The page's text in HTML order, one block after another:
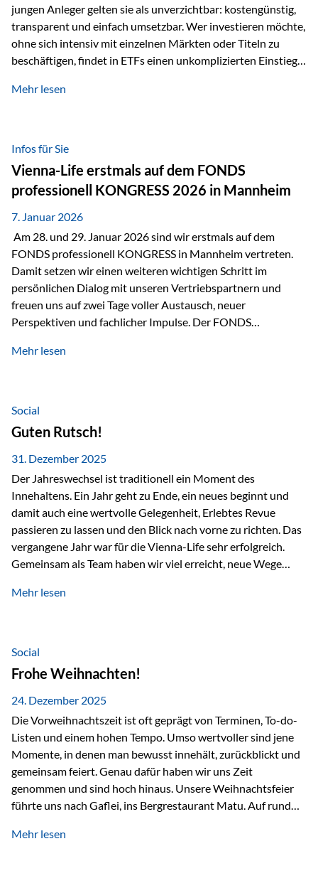
jungen Anleger gelten sie als unverzichtbar: kostengünstig,
transparent und einfach umsetzbar. Wer investieren möchte,
ohne sich intensiv mit einzelnen Märkten oder Titeln zu
beschäftigen, findet in ETFs einen unkomplizierten Einstieg
werden häufig kritisch betrachtet. Sie gelten als teurer,
Beide Ansätze haben ihre Berechtigung und ihre Stärken
entfalten sie oft gerade in Kombination. ETFs: Effizient, breit
gestreut und klar strukturiert…
Mehr lesen
Infos für Sie
Vienna-Life erstmals auf dem FONDS
professionell KONGRESS 2026 in Mannheim
7. Januar 2026
Am 28. und 29. Januar 2026 sind wir erstmals auf dem
FONDS professionell KONGRESS in Mannheim vertreten.
Damit setzen wir einen weiteren wichtigen Schritt im
persönlichen Dialog mit unseren Vertriebspartnern und
freuen uns auf zwei Tage voller Austausch, neuer
Perspektiven und fachlicher Impulse. Der FONDS
Branchentreffen für Finanz- und Versicherungsprofis im
Vermögensstrukturierung und Nachfolgeplanung
gemeinsam zu diskutieren. Persönlich für Sie vor Ort An
beiden Kongresstagen stehen Ihnen Maximilian
Fichtenbauer, Dirk…
Mehr lesen
Social
Guten Rutsch!
31. Dezember 2025
Der Jahreswechsel ist traditionell ein Moment des
Innehaltens. Ein Jahr geht zu Ende, ein neues beginnt und
damit auch eine wertvolle Gelegenheit, Erlebtes Revue
passieren zu lassen und den Blick nach vorne zu richten. Das
vergangene Jahr war für die Vienna-Life sehr erfolgreich.
Gemeinsam als Team haben wir viel erreicht, neue Wege
Veranstaltungen wie der Schnifisschnauf, aber auch unsere
starkes Miteinander ist. Neben diesen gemeinsamen
Erlebnissen konnten wir…
Mehr lesen
Social
Frohe Weihnachten!
24. Dezember 2025
Die Vorweihnachtszeit ist oft geprägt von Terminen, To-do-
Listen und einem hohen Tempo. Umso wertvoller sind jene
Momente, in denen man bewusst innehält, zurückblickt und
gemeinsam feiert. Genau dafür haben wir uns Zeit
genommen und sind hoch hinaus. Unsere Weihnachtsfeier
führte uns nach Gaflei, ins Bergrestaurant Matu. Auf rund
beeindruckendes Panorama, sondern auch etwas, das im
Mehr lesen